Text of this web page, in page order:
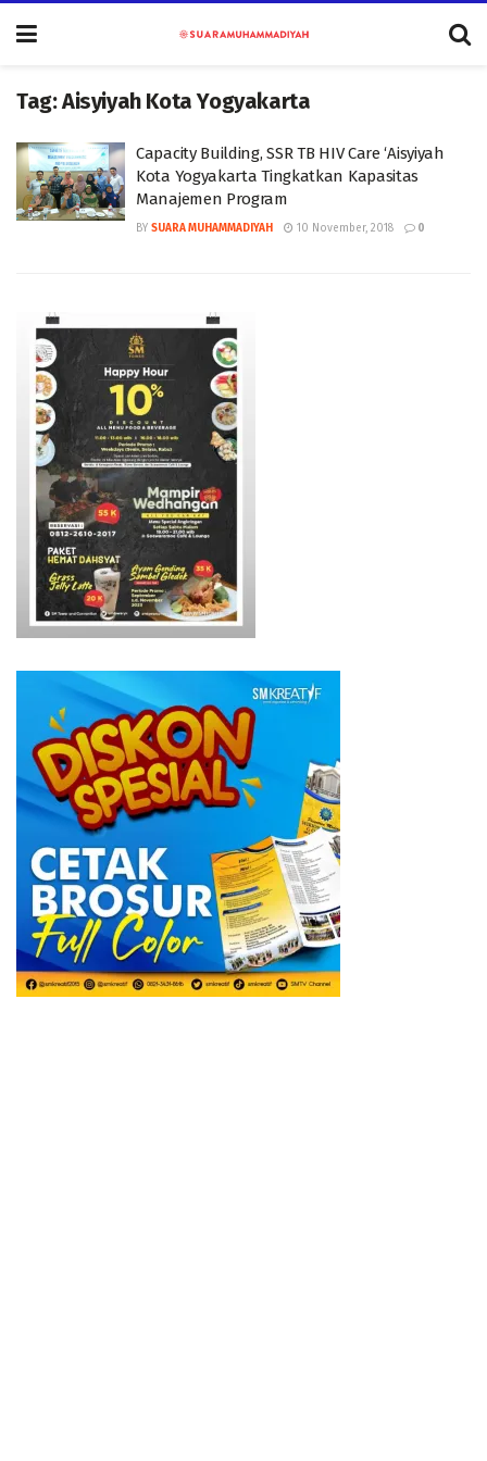
Tag:Aisyiyah Kota Yogyakarta
Capacity Building, SSR TB HIV Care ‘Aisyiyah
Kota Yogyakarta Tingkatkan Kapasitas
Manajemen Program
BY SUARA MUHAMMADIYAH 10 November, 2018 0